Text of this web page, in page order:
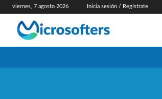
viernes, 7 agosto 2026 Inicia sesión / Regístrate